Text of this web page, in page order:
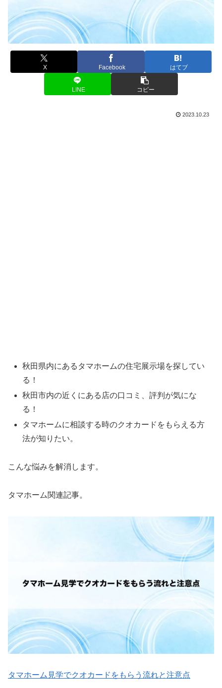
X Facebook はてブ
LINE コピー
2023.10.23
秋田県内にあるタマホームの住宅展示場を探してい
る！
秋田市内の近くにある店の口コミ、評判が気にな
る！
タマホームに相談する時のクオカードをもらえる方
法が知りたい。
こんな悩みを解消します。
タマホーム関連記事。
タマホーム見学でクオカードをもらう流れと注意点